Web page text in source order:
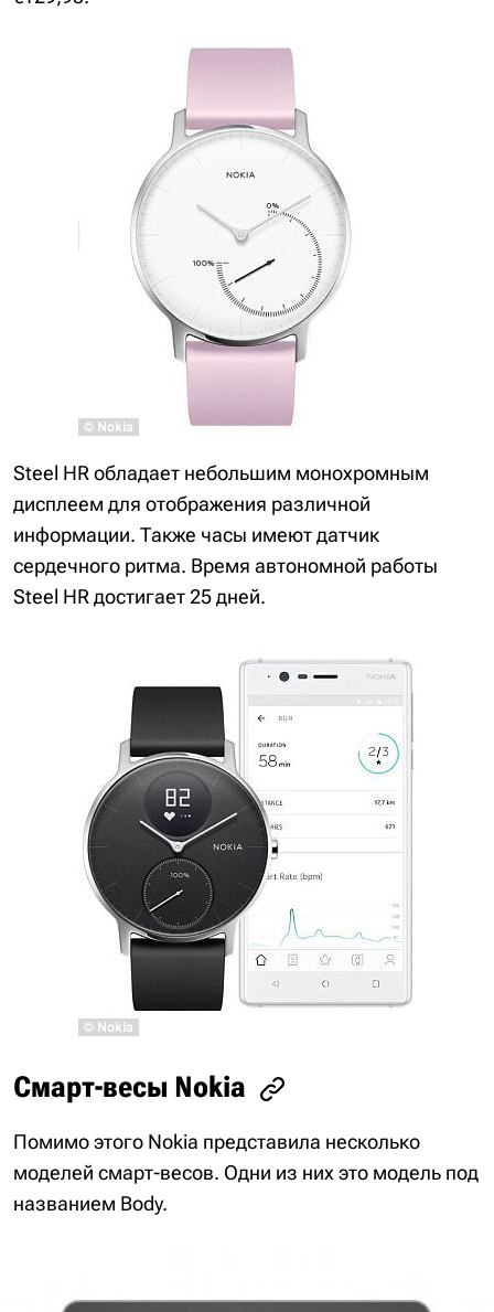
Steel HR обладает небольшим монохромным
дисплеем для отображения различной
информации. Также часы имеют датчик
сердечного ритма. Время автономной работы
Steel HR достигает 25 дней.
Смарт-весы Nokia
Помимо этого Nokia представила несколько
моделей смарт-весов. Одни из них это модель под
названием Body.